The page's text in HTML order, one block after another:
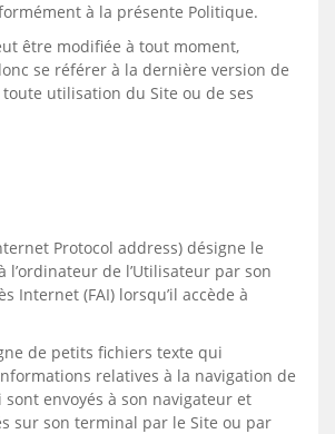
à la présente Politique.
être modifiée à tout moment,
se référer à la dernière version de
utilisation du Site ou de ses
Protocol address) désigne le
l’ordinateur de l’Utilisateur par son
Internet (FAI) lorsqu’il accède à
de petits fichiers texte qui
relatives à la navigation de
sont envoyés à son navigateur et
sur son terminal par le Site ou par